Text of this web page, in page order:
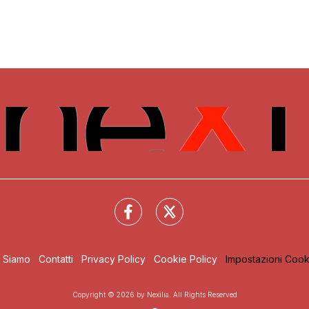
Siamo Contatti Privacy Policy Cookie Policy Impostazioni
Copyright © 2026 by Nexilia. All Rights Reserved